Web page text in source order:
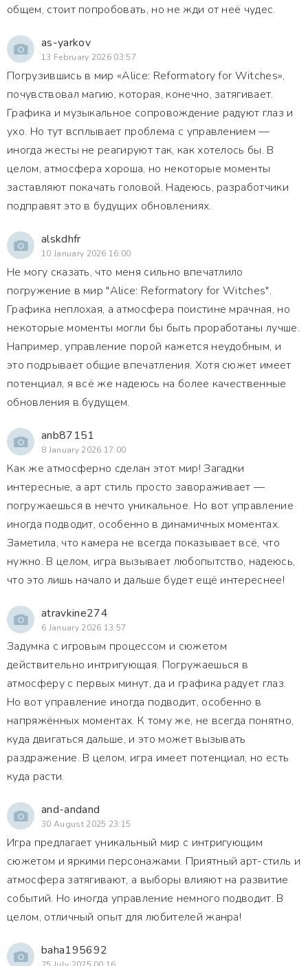
общем, стоит попробовать, но не жди от неё чудес.
as-yarkov
13 February 2026 03:57
Погрузившись в мир «Alice: Reformatory for Witches»,
почувствовал магию, которая, конечно, затягивает.
Графика и музыкальное сопровождение радуют глаз и
ухо. Но тут всплывает проблема с управлением —
иногда жесты не реагируют так, как хотелось бы. В
целом, атмосфера хороша, но некоторые моменты
заставляют покачать головой. Надеюсь, разработчики
подправят это в будущих обновлениях.
alskdhfr
10 January 2026 16:00
Не могу сказать, что меня сильно впечатлило
погружение в мир "Alice: Reformatory for Witches".
Графика неплохая, а атмосфера поистине мрачная, но
некоторые моменты могли бы быть проработаны лучше.
Например, управление порой кажется неудобным, и
это подрывает общие впечатления. Хотя сюжет имеет
потенциал, я всё же надеюсь на более качественные
обновления в будущем.
anb87151
8 January 2026 17:00
Как же атмосферно сделан этот мир! Загадки
интересные, а арт стиль просто завораживает —
погружаешься в нечто уникальное. Но вот управление
иногда подводит, особенно в динамичных моментах.
Заметила, что камера не всегда показывает всё, что
нужно. В целом, игра вызывает любопытство, надеюсь,
что это лишь начало и дальше будет ещё интереснее!
atravkine274
6 January 2026 13:57
Задумка с игровым процессом и сюжетом
действительно интригующая. Погружаешься в
атмосферу с первых минут, да и графика радует глаз.
Но вот управление иногда подводит, особенно в
напряжённых моментах. К тому же, не всегда понятно,
куда двигаться дальше, и это может вызывать
раздражение. В целом, игра имеет потенциал, но есть
куда расти.
and-andand
30 August 2025 23:15
Игра предлагает уникальный мир с интригующим
сюжетом и яркими персонажами. Приятный арт-стиль и
атмосфера затягивают, а выборы влияют на развитие
событий. Но иногда управление немного подводит. В
целом, отличный опыт для любителей жанра!
baha195692